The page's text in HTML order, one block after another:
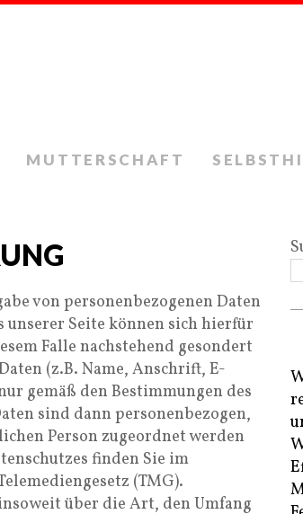
MUTTERSCHAFT
von personenbezogenen Daten
Seite können sich hierfür
Falle nachstehend gesondert
(z.B. Name, Anschrift, E-
gemäß den Bestimmungen des
sind dann personenbezogen,
Person zugeordnet werden
finden Sie im
(TMG).
über die Art, den Umfang